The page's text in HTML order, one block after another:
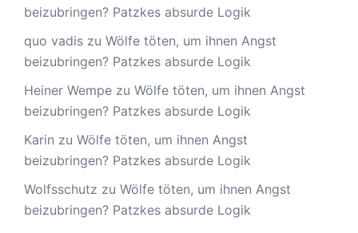
beizubringen? Patzkes absurde Logik
quo vadis zu Wölfe töten, um ihnen Angst
beizubringen? Patzkes absurde Logik
Heiner Wempe zu Wölfe töten, um ihnen Angst
beizubringen? Patzkes absurde Logik
Karin zu Wölfe töten, um ihnen Angst
beizubringen? Patzkes absurde Logik
Wolfsschutz zu Wölfe töten, um ihnen Angst
beizubringen? Patzkes absurde Logik